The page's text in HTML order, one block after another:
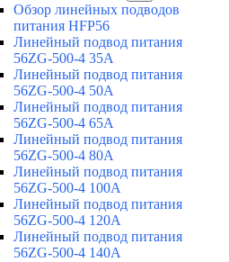
Обзор линейных подводов
питания HFP56
Линейный подвод питания
56ZG-500-4 35A
Линейный подвод питания
56ZG-500-4 50A
Линейный подвод питания
56ZG-500-4 65A
Линейный подвод питания
56ZG-500-4 80A
Линейный подвод питания
56ZG-500-4 100A
Линейный подвод питания
56ZG-500-4 120A
Линейный подвод питания
56ZG-500-4 140A